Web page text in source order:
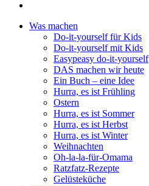
Was machen
Do-it-yourself für Kids
Do-it-yourself mit Kids
Easypeasy do-it-yourself
DAS machen wir heute
Ein Buch – eine Idee
Hurra, es ist Frühling
Ostern
Hurra, es ist Sommer
Hurra, es ist Herbst
Hurra, es ist Winter
Weihnachten
Oh-la-la-für-Omama
Ratzfatz-Rezepte
Gelüsteküche